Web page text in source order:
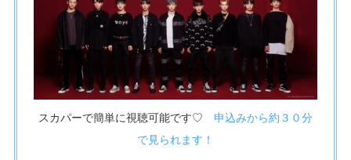
スカパーで簡単に視聴可能です♡ 申込みから約３０分
で見られます！